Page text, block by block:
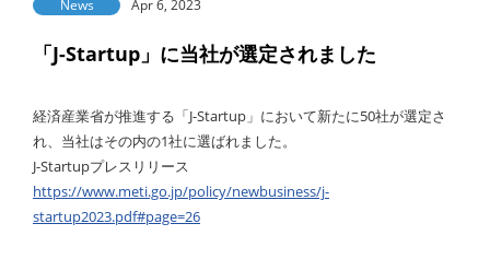
News Apr 6, 2023
「J-Startup」に当社が選定されました
経済産業省が推進する「J-Startup」において新たに50社が選定さ
れ、当社はその内の1社に選ばれました。
J-Startupプレスリリース
https://www.meti.go.jp/policy/newbusiness/j-
startup2023.pdf#page=26